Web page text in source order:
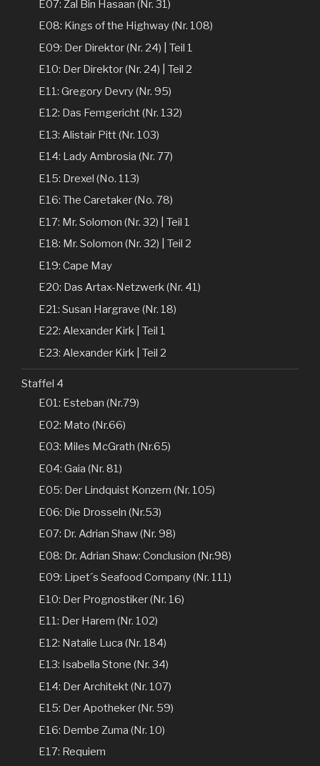
E07: Zal Bin Hasaan (Nr. 31)
E08: Kings of the Highway (Nr. 108)
E09: Der Direktor (Nr. 24) | Teil 1
E10: Der Direktor (Nr. 24) | Teil 2
E11: Gregory Devry (Nr. 95)
E12: Das Femgericht (Nr. 132)
E13: Alistair Pitt (Nr. 103)
E14: Lady Ambrosia (Nr. 77)
E15: Drexel (No. 113)
E16: The Caretaker (No. 78)
E17: Mr. Solomon (Nr. 32) | Teil 1
E18: Mr. Solomon (Nr. 32) | Teil 2
E19: Cape May
E20: Das Artax-Netzwerk (Nr. 41)
E21: Susan Hargrave (Nr. 18)
E22: Alexander Kirk | Teil 1
E23: Alexander Kirk | Teil 2
Staffel 4
E01: Esteban (Nr.79)
E02: Mato (Nr.66)
E03: Miles McGrath (Nr.65)
E04: Gaia (Nr. 81)
E05: Der Lindquist Konzern (Nr. 105)
E06: Die Drosseln (Nr.53)
E07: Dr. Adrian Shaw (Nr. 98)
E08: Dr. Adrian Shaw: Conclusion (Nr.98)
E09: Lipet´s Seafood Company (Nr. 111)
E10: Der Prognostiker (Nr. 16)
E11: Der Harem (Nr. 102)
E12: Natalie Luca (Nr. 184)
E13: Isabella Stone (Nr. 34)
E14: Der Architekt (Nr. 107)
E15: Der Apotheker (Nr. 59)
E16: Dembe Zuma (Nr. 10)
E17: Requiem